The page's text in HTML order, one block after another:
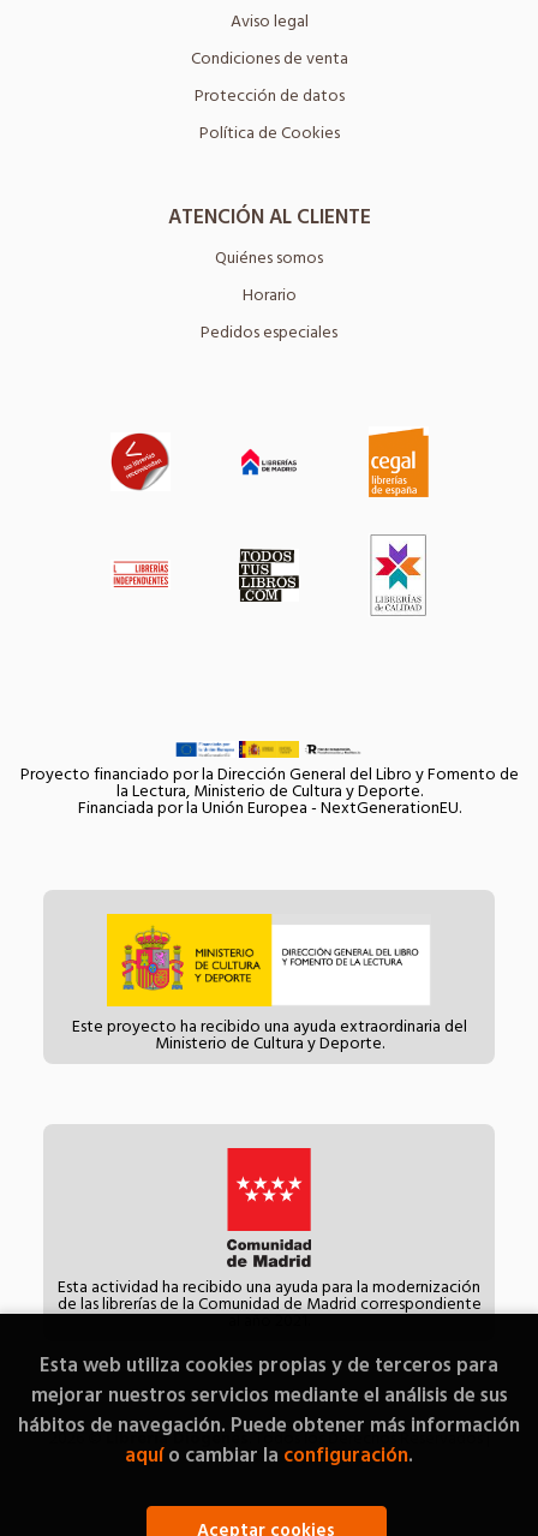
Aviso legal
Condiciones de venta
Protección de datos
Política de Cookies
ATENCIÓN AL CLIENTE
Quiénes somos
Horario
Pedidos especiales
Proyecto financiado por la Dirección General del Libro y Fomento de
la Lectura, Ministerio de Cultura y Deporte.
Financiada por la Unión Europea - NextGenerationEU.
Este proyecto ha recibido una ayuda extraordinaria del
Ministerio de Cultura y Deporte.
Esta actividad ha recibido una ayuda para la modernización
de las librerías de la Comunidad de Madrid correspondiente
al año 2021.
2026 ©Librería Diógenes. Todos los Derechos Reservados |
Grupo Trevenque
Esta web utiliza cookies propias y de terceros para
mejorar nuestros servicios mediante el análisis de sus
hábitos de navegación. Puede obtener más información
aquío cambiar la configuración.